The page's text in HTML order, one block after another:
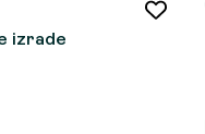
izrade